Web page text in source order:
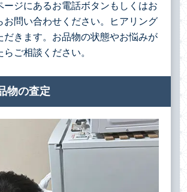
ージにあるお電話ボタンもしくはお
お問い合わせください。ヒアリング
だきます。お品物の状態やお悩みが
らご相談ください。
物の査定